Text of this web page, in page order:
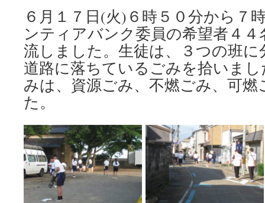
６月１７日(火)６時５０分から７
ンティアバンク委員の希望者４
流しました。生徒は、３つの班に
道路に落ちているごみを拾いま
みは、資源ごみ、不燃ごみ、可
た。